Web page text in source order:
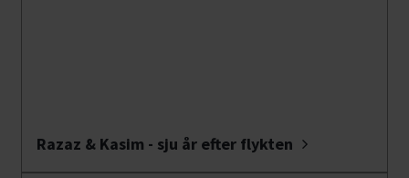
Razaz & Kasim - sju år efter flykten